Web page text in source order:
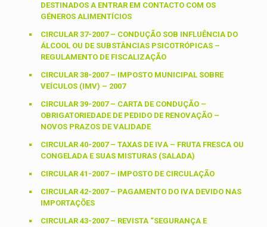
DESTINADOS A ENTRAR EM CONTACTO COM OS
GÉNEROS ALIMENTÍCIOS
CIRCULAR 37-2007 – CONDUÇÃO SOB INFLUÊNCIA DO
ÁLCOOL OU DE SUBSTÂNCIAS PSICOTRÓPICAS –
REGULAMENTO DE FISCALIZAÇÃO
CIRCULAR 38-2007 – IMPOSTO MUNICIPAL SOBRE
VEÍCULOS (IMV) – 2007
CIRCULAR 39-2007 – CARTA DE CONDUÇÃO –
OBRIGATORIEDADE DE PEDIDO DE RENOVAÇÃO –
NOVOS PRAZOS DE VALIDADE
CIRCULAR 40-2007 – TAXAS DE IVA – FRUTA FRESCA OU
CONGELADA E SUAS MISTURAS (SALADA)
CIRCULAR 41-2007 – IMPOSTO DE CIRCULAÇÃO
CIRCULAR 42-2007 – PAGAMENTO DO IVA DEVIDO NAS
IMPORTAÇÕES
CIRCULAR 43-2007 – REVISTA “SEGURANÇA E